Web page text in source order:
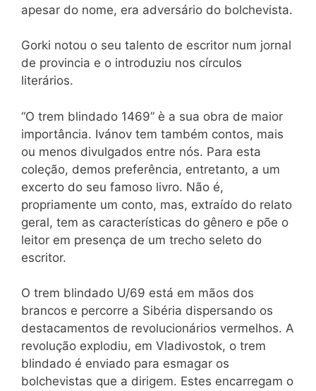
apesar do nome, era adversário do bolchevista.
Gorki notou o seu talento de escritor num jornal
de provincia e o introduziu nos círculos
literários.
“O trem blindado 1469” è a sua obra de maior
importância. Ivánov tem também contos, mais
ou menos divulgados entre nós. Para esta
coleção, demos preferência, entretanto, a um
excerto do seu famoso livro. Não é,
propriamente um conto, mas, extraído do relato
geral, tem as características do gênero e põe o
leitor em presença de um trecho seleto do
escritor.
O trem blindado U/69 está em mãos dos
brancos e percorre a Sibéria dispersando os
destacamentos de revolucionários vermelhos. A
revolução explodiu, em Vladivostok, o trem
blindado é enviado para esmagar os
bolchevistas que a dirigem. Estes encarregam o